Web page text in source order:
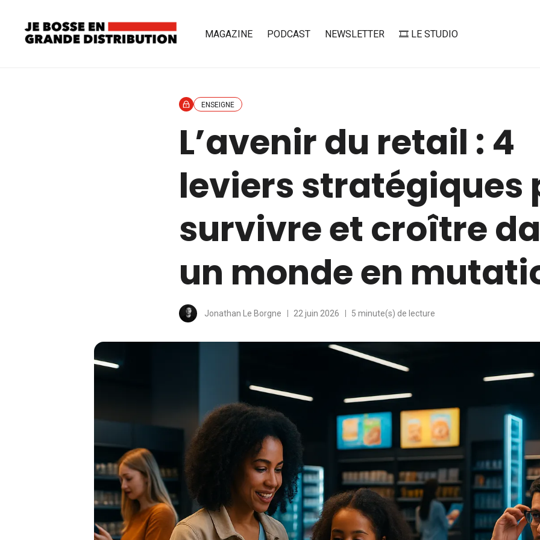
MAGAZINE PODCAST NEWSLETTER 🎞️ LE STUDIO
ENSEIGNE
L’avenir du retail : 4
leviers stratégiques
survivre et croître
un monde en
Jonathan Le Borgne 22 juin 2026 5 minute(s) de lecture